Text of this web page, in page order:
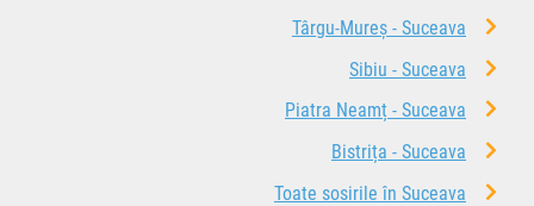
Târgu-Mureș - Suceava
Sibiu - Suceava
Piatra Neamț - Suceava
Bistrița - Suceava
Toate sosirile în Suceava